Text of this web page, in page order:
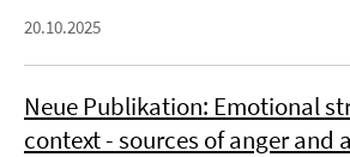
20.10.2025
Neue Publikation: Emotional
context - sources of anger and